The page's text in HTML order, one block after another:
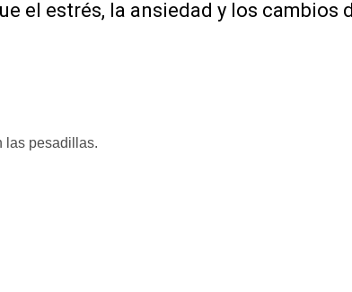
el estrés, la ansiedad y los